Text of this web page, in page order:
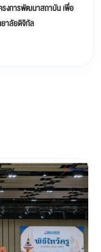
รงการพัฒนาสถาบัน เพื่อ
าลัยดิจิทัล